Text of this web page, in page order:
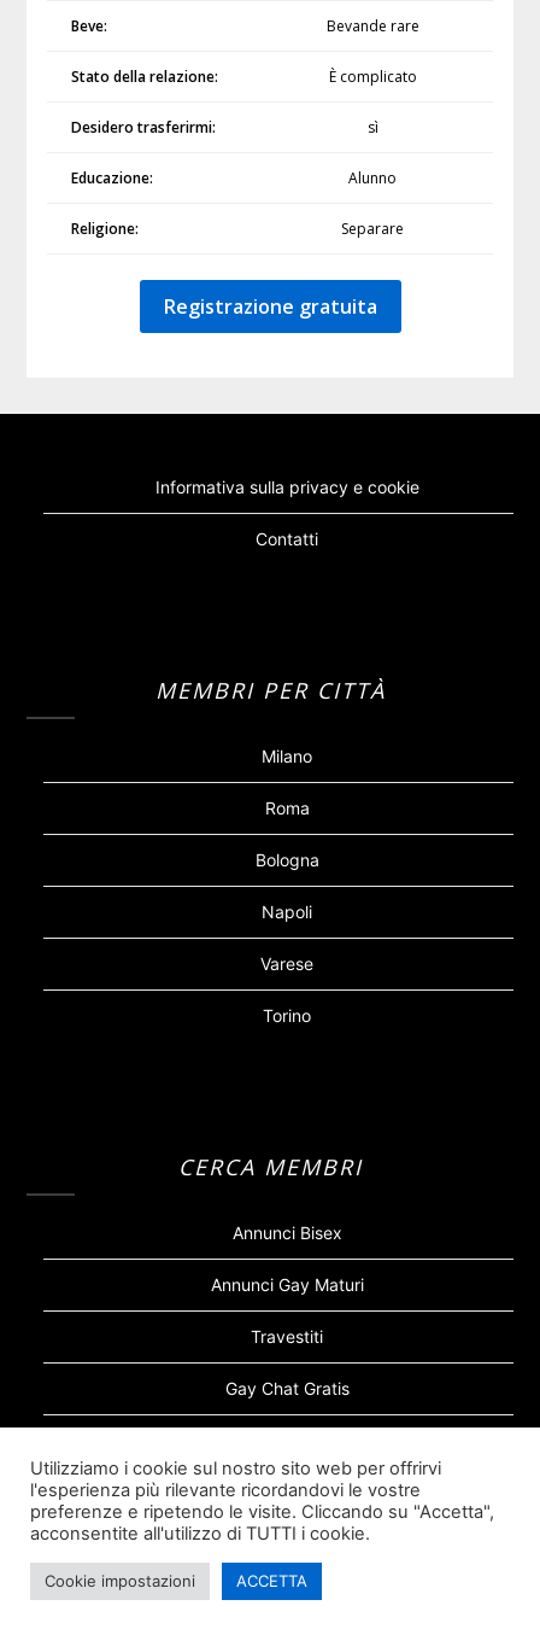
Beve: Bevande rare
Stato della relazione: È complicato
Desidero trasferirmi: sì
Educazione: Alunno
Religione: Separare
Registrazione gratuita
Informativa sulla privacy e cookie
Contatti
MEMBRI PER CITTÀ
Milano
Roma
Bologna
Napoli
Varese
Torino
CERCA MEMBRI
Annunci Bisex
Annunci Gay Maturi
Travestiti
Gay Chat Gratis
Sugar Daddy Gay
©2026 Siti Incontri Gay
Utilizziamo i cookie sul nostro sito web per offrirvi
l'esperienza più rilevante ricordandovi le vostre
preferenze e ripetendo le visite. Cliccando su "Accetta",
acconsentite all'utilizzo di TUTTI i cookie.
Cookie impostazioni ACCETTA